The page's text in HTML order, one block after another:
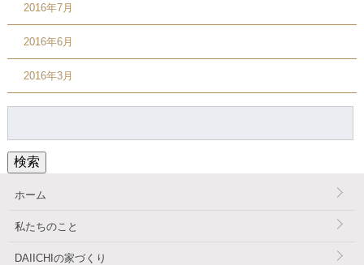
2016年7月
2016年6月
2016年3月
検索
ホーム
私たちのこと
DAIICHIの家づくり